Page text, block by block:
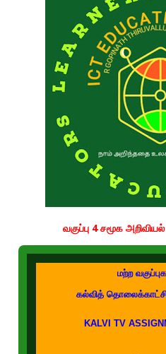
வகுப்பு 4 சமூக
மற்ற
கல்வித்
KALVI TV